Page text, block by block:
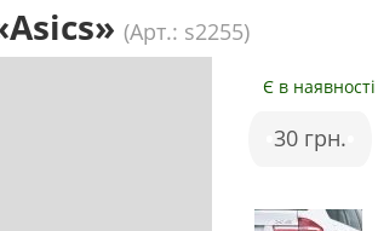
(Арт.: s2255)
Є в наявності
•30 грн.